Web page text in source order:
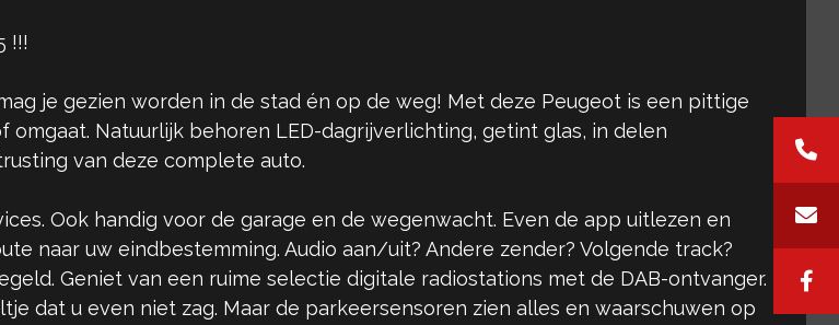
!!!
je gezien worden in de stad én op de weg! Met deze Peugeot is een pittige
Natuurlijk behoren LED-dagrijverlichting, getint glas, in delen
van deze complete auto.
Ook handig voor de garage en de wegenwacht. Even de app uitlezen en
naar uw eindbestemming. Audio aan/uit? Andere zender? Volgende track?
Geniet van een ruime selectie digitale radiostations met de DAB-ontvanger.
dat u even niet zag. Maar de parkeersensoren zien alles en waarschuwen op